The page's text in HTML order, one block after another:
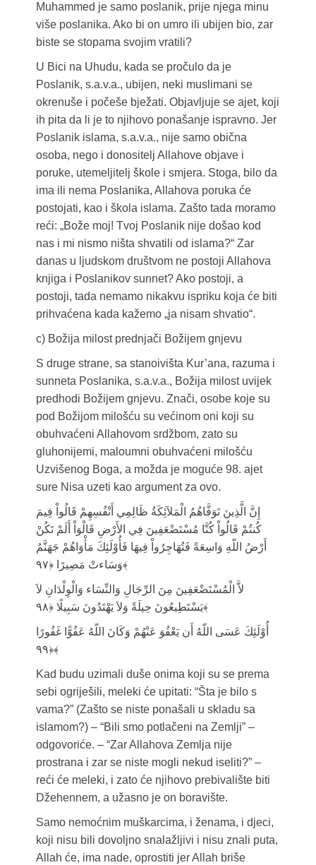
Muhammed je samo poslanik, prije njega minu
više poslanika. Ako bi on umro ili ubijen bio, zar
biste se stopama svojim vratili?
U Bici na Uhudu, kada se pročulo da je
Poslanik, s.a.v.a., ubijen, neki muslimani se
okrenuše i počeše bježati. Objavljuje se ajet, koji
ih pita da li je to njihovo ponašanje ispravno. Jer
Poslanik islama, s.a.v.a., nije samo obična
osoba, nego i donositelj Allahove objave i
poruke, utemeljitelj škole i smjera. Stoga, bilo da
ima ili nema Poslanika, Allahova poruka će
postojati, kao i škola islama. Zašto tada moramo
reći: „Bože moj! Tvoj Poslanik nije došao kod
nas i mi nismo ništa shvatili od islama?“ Zar
danas u ljudskom društvom ne postoji Allahova
knjiga i Poslanikov sunnet? Ako postoji, a
postoji, tada nemamo nikakvu ispriku koja će biti
prihvaćena kada kažemo „ja nisam shvatio“.
c) Božija milost prednjači Božijem gnjevu
S druge strane, sa stanoivišta Kur’ana, razuma i
sunneta Poslanika, s.a.v.a., Božija milost uvijek
predhodi Božijem gnjevu. Znači, osobe koje su
pod Božijom milošću su većinom oni koji su
obuhvaćeni Allahovom srdžbom, zato su
gluhonijemi, maloumni obuhvaćeni milošću
Uzvišenog Boga, a možda je moguće 98. ajet
sure Nisa uzeti kao argument za ovo.
إِنَّ الَّذِينَ تَوَفَّاهُمُ الْمَلآئِكَةُ ظَالِمِي أَنْفُسِهِمْ قَالُواْ فِيمَ
كُنتُمْ قَالُواْ كُنَّا مُسْتَضْعَفِينَ فِي الأَرْضِ قَالْوَاْ أَلَمْ تَكُنْ
أَرْضُ اللّهِ وَاسِعَةً فَتُهَاجِرُواْ فِيهَا فَأُوْلَئِكَ مَأْوَاهُمْ جَهَنَّمُ
وَسَاءتْ مَصِيرًا ﴿۹۷﴾
لاَّ الْمُسْتَضْعَفِينَ مِنَ الرِّجَالِ وَالنِّسَاء وَالْوِلْدَانِ لاَ
يَسْتَطِيعُونَ حِيلَةً وَلاَ يَهْتَدُونَ سَبِيلًا ﴿۹۸﴾
أُوْلَئِكَ عَسَى اللّهُ أَن يَعْفُوَ عَنْهُمْ وَكَانَ اللّهُ عَفُوًّا غَفُورًا
﴿۹۹﴾
Kad budu uzimali duše onima koji su se prema
sebi ogriješili, meleki će upitati: “Šta je bilo s
vama?” (Zašto se niste ponašali u skladu sa
islamom?) – “Bili smo potlačeni na Zemlji” –
odgovoriće. – “Zar Allahova Zemlja nije
prostrana i zar se niste mogli nekud iseliti?” –
reći će meleki, i zato će njihovo prebivalište biti
Džehennem, a užasno je on boravište.
Samo nemoćnim muškarcima, i ženama, i djeci,
koji nisu bili dovoljno snalažljivi i nisu znali puta,
Allah će, ima nade, oprostiti jer Allah briše